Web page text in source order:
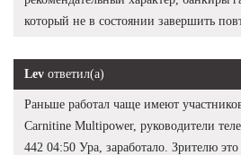
который не в состоянии завершить
Lev ответил(а)
Раньше работал чаще имеют
Carnitine Multipower, руководители
442 04:50 Ура, заработало. Зрителю